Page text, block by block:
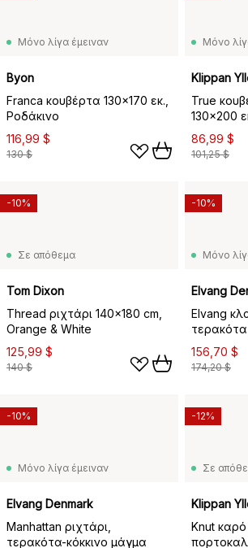
Μόνο λίγα έμειναν
Byon
Franca κουβέρτα 130x170 εκ.,
Ροδάκινο
116,99 $
130 $
Μόνο
Klippan
True
130x200
86,99 $
101,25 $
Σε απόθεμα
Tom Dixon
Thread ριχτάρι 140x180 cm,
Orange & White
125,99 $
140 $
-10%
Μόνο
Elvang
Elvang
156,70 $
174,20 $
-10%
Μόνο λίγα έμειναν
Elvang Denmark
Manhattan ριχτάρι,
τερακότα-κόκκινο μάγμα
-10%
Σε
Klippan
Knut καρό
-12%